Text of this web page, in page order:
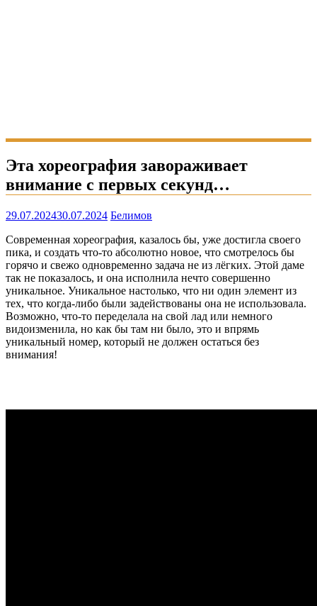
Эта хореография завораживает
внимание с первых секунд…
29.07.202430.07.2024 Белимов
Современная хореография, казалось бы, уже достигла своего
пика, и создать что-то абсолютно новое, что смотрелось бы
горячо и свежо одновременно задача не из лёгких. Этой даме
так не показалось, и она исполнила нечто совершенно
уникальное. Уникальное настолько, что ни один элемент из
тех, что когда-либо были задействованы она не использовала.
Возможно, что-то переделала на свой лад или немного
видоизменила, но как бы там ни было, это и впрямь
уникальный номер, который не должен остаться без
внимания!